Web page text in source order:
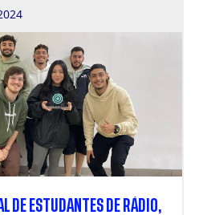
DE ESTUDANTES DE RÁDIO,